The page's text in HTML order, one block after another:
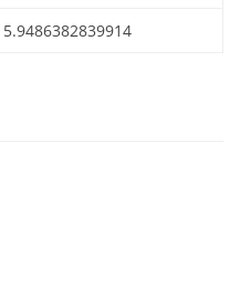
5.9486382839914